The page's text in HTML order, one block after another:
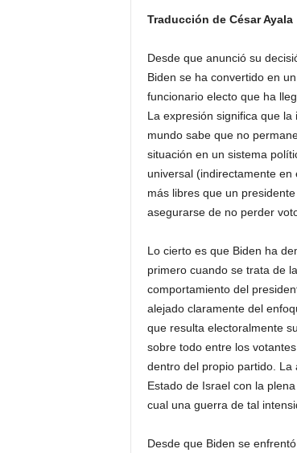
Traducción de César Ayala
Desde que anunció su
Biden se ha convertido en
funcionario electo que ha
La expresión significa que
mundo sabe que no
situación en un sistema
universal (indirectamente
más libres que un
asegurarse de no perder
Lo cierto es que Biden ha
primero cuando se trata de
comportamiento del
alejado claramente del
que resulta electoralmente
sobre todo entre los
dentro del propio partido.
Estado de Israel con la
cual una guerra de tal
Desde que Biden se